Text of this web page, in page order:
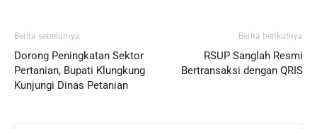
Berita sebelumya
Dorong Peningkatan Sektor
Pertanian, Bupati Klungkung
Kunjungi Dinas Petanian
Berita berikutnya
RSUP Sanglah Resmi
Bertransaksi dengan QRIS